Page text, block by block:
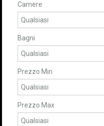
Camere
Bagni
Prezzo Min
Prezzo Max